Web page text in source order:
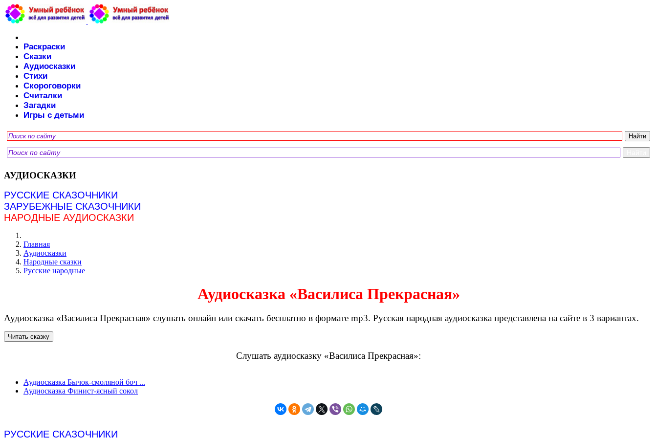
Раскраски
Сказки
Аудиосказки
Стихи
Скороговорки
Считалки
Загадки
Игры с детьми
АУДИОСКАЗКИ
РУССКИЕ СКАЗОЧНИКИ
ЗАРУБЕЖНЫЕ СКАЗОЧНИКИ
НАРОДНЫЕ АУДИОСКАЗКИ
Главная
Аудиосказки
Народные сказки
Русские народные
Аудиосказка «Василиса Прекрасная»
Аудиосказка «Василиса Прекрасная» слушать онлайн или скачать бесплатно в формате mp3. Русская народная аудиосказка представлена на сайте в 3 вариантах.
Слушать аудиосказку «Василиса Прекрасная»:
Аудиосказка Бычок-смоляной боч ...
Аудиосказка Финист-ясный сокол
РУССКИЕ СКАЗОЧНИКИ